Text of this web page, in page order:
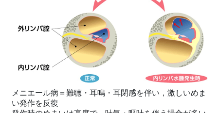
メニエール病＝難聴・耳鳴・耳閉感を伴い，激しいめま
い発作を反復